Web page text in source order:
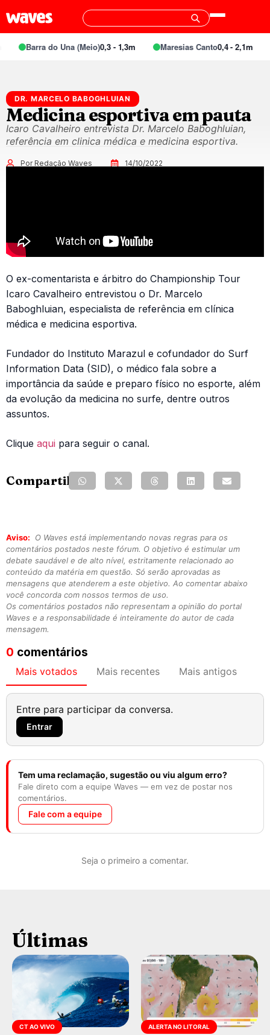
Barra do Una (Meio)0,3 - 1,3m Maresias Canto0,4 - 2,1m
DR. MARCELO BABOGHLUIAN
Medicina esportiva em pauta
Icaro Cavalheiro entrevista Dr. Marcelo Baboghluian,
referência em clinica médica e medicina esportiva.
Por Redação Waves 14/10/2022
O ex-comentarista e árbitro do Championship Tour
Icaro Cavalheiro entrevistou o Dr. Marcelo
Baboghluian, especialista de referência em clínica
médica e medicina esportiva.
Fundador do Instituto Marazul e cofundador do Surf
Information Data (SID), o médico fala sobre a
importância da saúde e preparo físico no esporte, além
da evolução da medicina no surfe, dentre outros
assuntos.
Clique aqui para seguir o canal.
Compartilhe:
Aviso:
O Waves está implementando novas regras para os
comentários postados neste fórum. O objetivo é estimular um
debate saudável e de alto nível, estritamente relacionado ao
conteúdo da matéria em questão. Só serão aprovadas as
mensagens que atenderem a este objetivo. Ao comentar abaixo
você concorda com nossos termos de uso.
Os comentários postados não representam a opinião do portal
Waves e a responsabilidade é inteiramente do autor de cada
mensagem.
0 comentários
Mais votados Mais recentes Mais antigos
Entre para participar da conversa.
Entrar
Tem uma reclamação, sugestão ou viu algum erro?
Fale direto com a equipe Waves — em vez de postar nos
comentários.
Fale com a equipe
Seja o primeiro a comentar.
Últimas
CT AO VIVO ALERTA NO LITORAL